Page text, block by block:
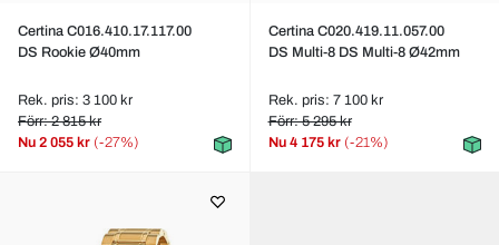
Certina C016.410.17.117.00
DS Rookie Ø40mm
Rek. pris: 3 100 kr
Förr: 2 815 kr
Nu 2 055 kr (-27%)
Certina C020.419.11.057.00
DS Multi-8 DS Multi-8 Ø42mm
Rek. pris: 7 100 kr
Förr: 5 295 kr
Nu 4 175 kr (-21%)